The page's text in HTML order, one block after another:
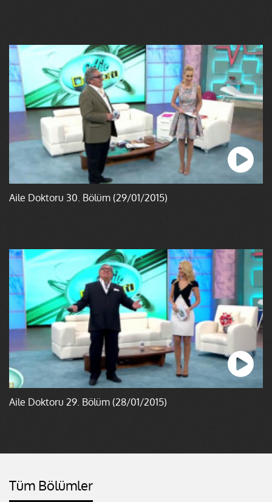
Aile Doktoru 30. Bölüm (29/01/2015)
Aile Doktoru 29. Bölüm (28/01/2015)
Tüm Bölümler